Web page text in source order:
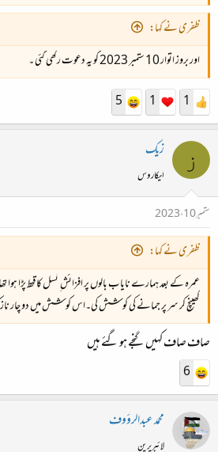
ظفری نے کہا:
اور بروز اتوار 10 ستمبر 2023 کو یہ دعوت رکھی گئی ۔
1
1
5
ز زیک
ایکاروس
ستمبر 10، 2023
ظفری نے کہا:
عمرہ کے بعد ہمارے نایاب بالوں پر افزائش ِ نسل کا قحط پڑا
کھینچ کر سر پر جمانے کی کوشش کی۔اس کوشش میں دو چار
صاف صاف کہیں گنجے ہو گئے ہیں
6
محمد عبدالرؤوف
لائبریرین